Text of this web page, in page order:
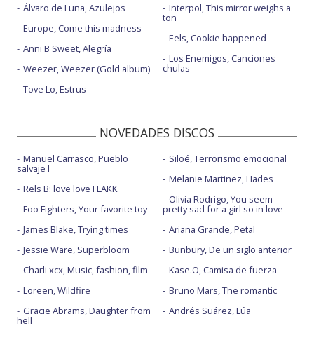
Álvaro de Luna, Azulejos
Europe, Come this madness
Anni B Sweet, Alegría
Weezer, Weezer (Gold album)
Tove Lo, Estrus
Interpol, This mirror weighs a
ton
Eels, Cookie happened
Los Enemigos, Canciones
chulas
NOVEDADES DISCOS
Manuel Carrasco, Pueblo
salvaje I
Rels B: love love FLAKK
Foo Fighters, Your favorite toy
James Blake, Trying times
Jessie Ware, Superbloom
Charli xcx, Music, fashion, film
Loreen, Wildfire
Gracie Abrams, Daughter from
hell
Siloé, Terrorismo emocional
Melanie Martinez, Hades
Olivia Rodrigo, You seem
pretty sad for a girl so in love
Ariana Grande, Petal
Bunbury, De un siglo anterior
Kase.O, Camisa de fuerza
Bruno Mars, The romantic
Andrés Suárez, Lúa